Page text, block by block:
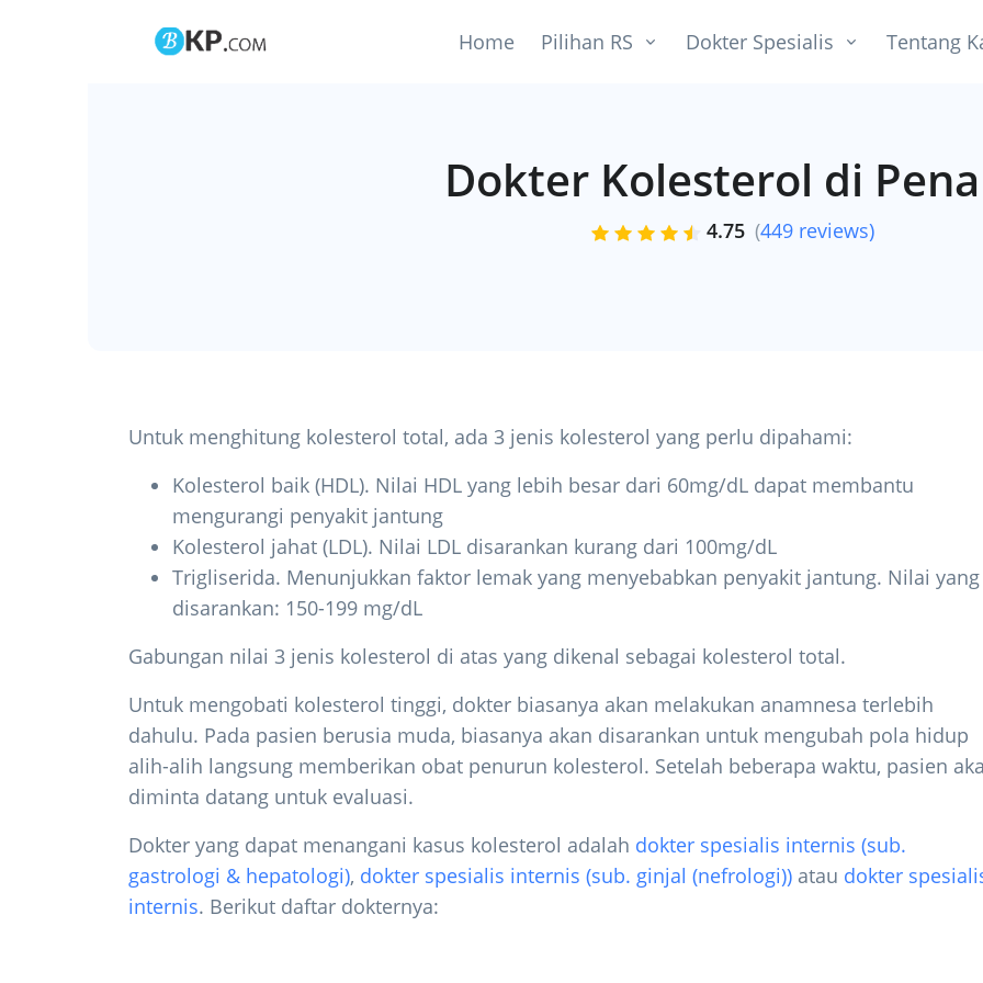
Home Pilihan RS Dokter Spesialis Tentang
Dokter Kolesterol di
4.75 (449 reviews)
Untuk menghitung kolesterol total, ada 3 jenis kolesterol yang perlu dipahami:
Kolesterol baik (HDL). Nilai HDL yang lebih besar dari 60mg/dL dapat membantu
mengurangi penyakit jantung
Kolesterol jahat (LDL). Nilai LDL disarankan kurang dari 100mg/dL
Trigliserida. Menunjukkan faktor lemak yang menyebabkan penyakit jantung. Nilai yang
disarankan: 150-199 mg/dL
Gabungan nilai 3 jenis kolesterol di atas yang dikenal sebagai kolesterol total.
Untuk mengobati kolesterol tinggi, dokter biasanya akan melakukan anamnesa terlebih
dahulu. Pada pasien berusia muda, biasanya akan disarankan untuk mengubah pola hidup
alih-alih langsung memberikan obat penurun kolesterol. Setelah beberapa waktu, pasien
diminta datang untuk evaluasi.
Dokter yang dapat menangani kasus kolesterol adalah dokter spesialis internis (sub.
gastrologi & hepatologi), dokter spesialis internis (sub. ginjal (nefrologi)) atau dokter
internis. Berikut daftar dokternya: